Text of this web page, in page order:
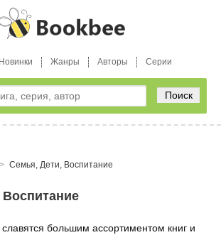
Новинки Жанры Авторы Серии
Поиск
Семья, Дети, Воспитание
большим ассортиментом книг и